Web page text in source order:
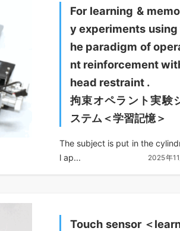
For learning &
y experiments using
he paradigm of
nt reinforcement
head restraint .
拘束オペラント実験
ステム＜学習記憶＞
The subject is put in the
l ap...
2025年
Touch sensor ＜